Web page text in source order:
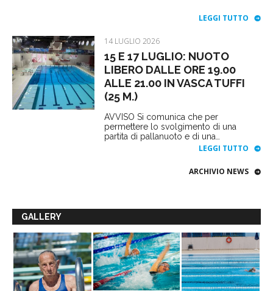
LEGGI TUTTO
14 LUGLIO 2026
15 E 17 LUGLIO: NUOTO
LIBERO DALLE ORE 19.00
ALLE 21.00 IN VASCA TUFFI
(25 M.)
AVVISO Si comunica che per
permettere lo svolgimento di una
partita di pallanuoto e di una…
LEGGI TUTTO
ARCHIVIO NEWS
GALLERY